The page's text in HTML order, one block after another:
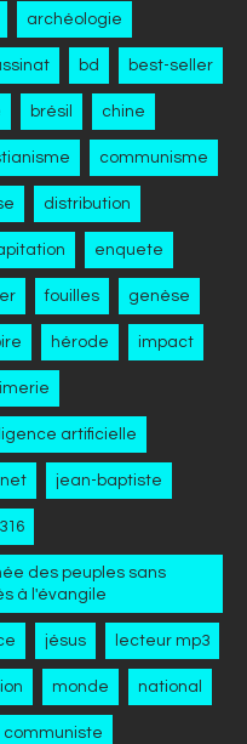
archéologie
bd best-seller
brésil chine
communisme
distribution
enquete
fouilles genèse
hérode impact
artificielle
jean-baptiste
des peuples sans
à l'évangile
jésus lecteur mp3
monde national
communiste